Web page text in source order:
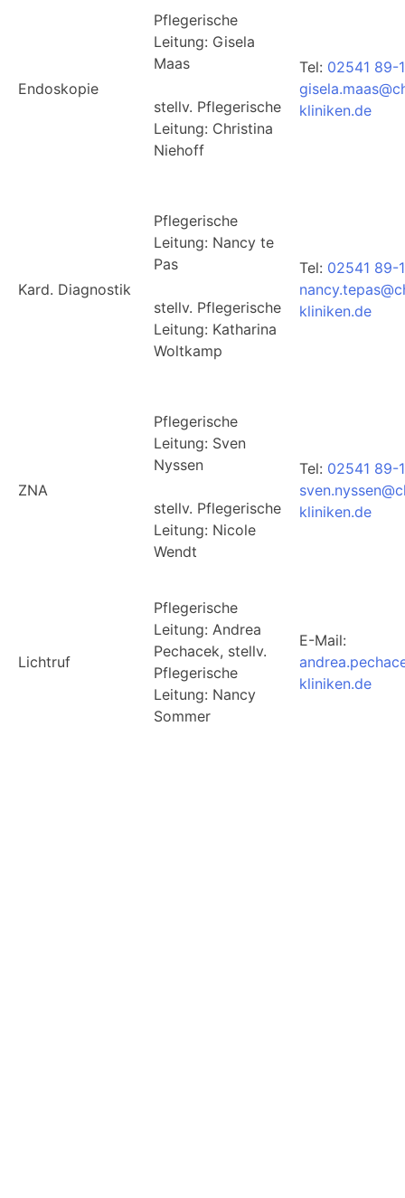
Endoskopie
Pflegerische
Leitung: Gisela
Maas
stellv. Pflegerische
Leitung: Christina
Niehoff
Tel: 02541 89-
kliniken.de
Kard. Diagnostik
Pflegerische
Leitung: Nancy te
Pas
stellv. Pflegerische
Leitung: Katharina
Woltkamp
Tel: 02541 89-
kliniken.de
ZNA
Pflegerische
Leitung: Sven
Nyssen
stellv. Pflegerische
Leitung: Nicole
Wendt
Tel: 02541 89-
kliniken.de
Lichtruf
Pflegerische
Leitung: Andrea
Pechacek, stellv.
Pflegerische
Leitung: Nancy
Sommer
E-Mail:
kliniken.de